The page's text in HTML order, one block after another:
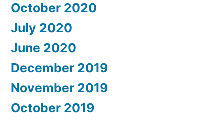
October 2020
July 2020
June 2020
December 2019
November 2019
October 2019